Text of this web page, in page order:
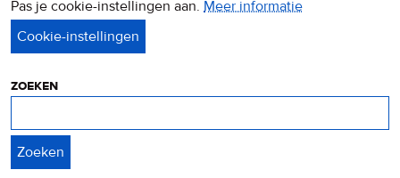
Pas je cookie-instellingen aan. Meer informatie
zoeken